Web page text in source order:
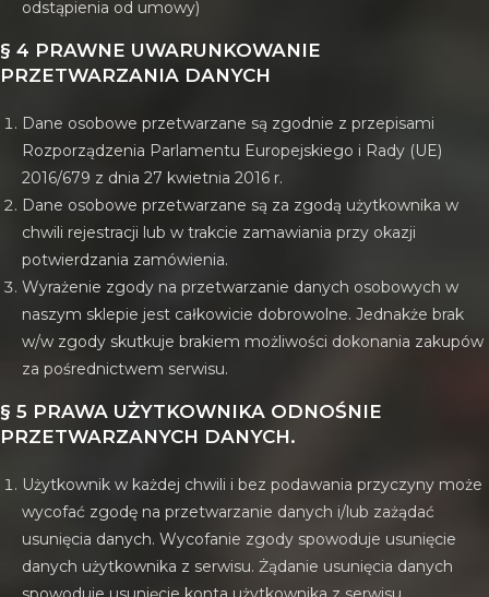
odstąpienia od umowy)
§ 4 PRAWNE UWARUNKOWANIE
PRZETWARZANIA DANYCH
Dane osobowe przetwarzane są zgodnie z przepisami
Rozporządzenia Parlamentu Europejskiego i Rady (UE)
2016/679 z dnia 27 kwietnia 2016 r.
Dane osobowe przetwarzane są za zgodą użytkownika w
chwili rejestracji lub w trakcie zamawiania przy okazji
potwierdzania zamówienia.
Wyrażenie zgody na przetwarzanie danych osobowych w
naszym sklepie jest całkowicie dobrowolne. Jednakże brak
w/w zgody skutkuje brakiem możliwości dokonania zakupów
za pośrednictwem serwisu.
§ 5 PRAWA UŻYTKOWNIKA ODNOŚNIE
PRZETWARZANYCH DANYCH.
Użytkownik w każdej chwili i bez podawania przyczyny może
wycofać zgodę na przetwarzanie danych i/lub zażądać
usunięcia danych. Wycofanie zgody spowoduje usunięcie
danych użytkownika z serwisu. Żądanie usunięcia danych